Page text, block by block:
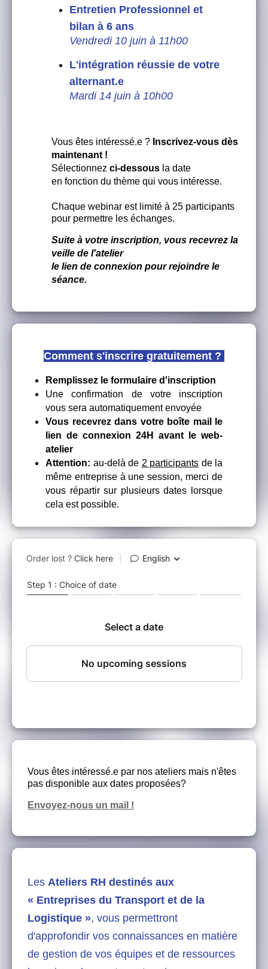
Entretien Professionnel et
bilan à 6 ans
Vendredi 10 juin à 11h00
L'intégration réussie de votre
alternant.e
Mardi 14 juin à 10h00
Vous êtes intéressé.e ? Inscrivez-vous dès
maintenant !
Sélectionnez ci-dessous la date
en fonction du thème qui vous intéresse.
Chaque webinar est limité à 25 participants
pour permettre les échanges.
Suite à votre inscription, vous recevrez la
veille de l'atelier
​​​​​​​le lien de connexion pour rejoindre le
séance.
Comment s'inscrire gratuitement ?
Remplissez le formulaire d'inscription
Une confirmation de votre inscription
vous sera automatiquement envoyée
Vous recevrez dans votre boîte mail le
lien de connexion 24H avant le web-
atelier
Attention: au-delà de 2 participants de la
même entreprise à une session, merci de
vous répartir sur plusieurs dates lorsque
cela est possible.
Vous êtes intéressé.e par nos ateliers mais n'êtes
pas disponible aux dates proposées?
Envoyez-nous un mail !
Les Ateliers RH destinés aux
« Entreprises du Transport et de la
Logistique », vous permettront
d'approfondir vos connaissances en matière
de gestion de vos équipes et de ressources